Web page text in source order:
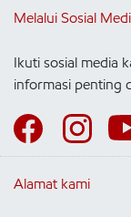
Melalui Sosial
Ikuti sosial media
informasi penting
Alamat kami